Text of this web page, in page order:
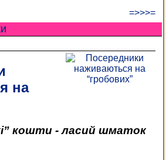
=>>>=
на
кошти - ласий шматок